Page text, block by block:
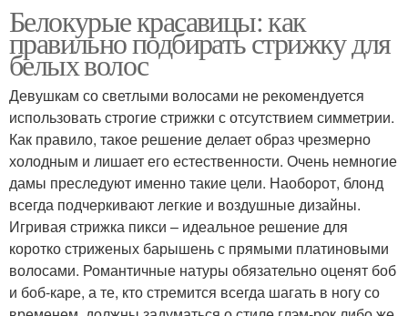
Белокурые красавицы: как
правильно подбирать стрижку для
белых волос
Девушкам со светлыми волосами не рекомендуется
использовать строгие стрижки с отсутствием симметрии.
Как правило, такое решение делает образ чрезмерно
холодным и лишает его естественности. Очень немногие
дамы преследуют именно такие цели. Наоборот, блонд
всегда подчеркивают легкие и воздушные дизайны.
Игривая стрижка пикси – идеальное решение для
коротко стриженых барышень с прямыми платиновыми
волосами. Романтичные натуры обязательно оценят боб
и боб-каре, а те, кто стремится всегда шагать в ногу со